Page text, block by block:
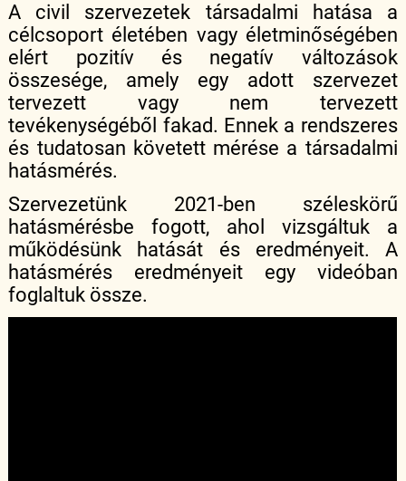
A civil szervezetek társadalmi hatása a
célcsoport életében vagy életminőségében
elért pozitív és negatív változások
összesége, amely egy adott szervezet
tervezett vagy nem tervezett
tevékenységéből fakad. Ennek a rendszeres
és tudatosan követett mérése a társadalmi
hatásmérés.
Szervezetünk 2021-ben széleskörű
hatásmérésbe fogott, ahol vizsgáltuk a
működésünk hatását és eredményeit. A
hatásmérés eredményeit egy videóban
foglaltuk össze.